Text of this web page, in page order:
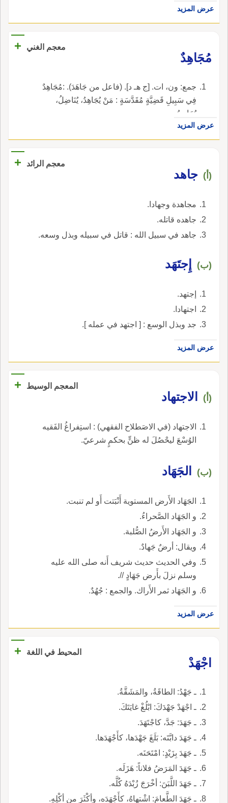
عرض المزيد
معجم الغني
+
مُجَاهِدٌ
جمع: ون، ات. [ج هـ د]. (فاعل من جَاهَدَ). :مُجَاهِدٌ
فِي سَبِيلِ قَضِيَّةٍ مُقَدَّسَةٍ : مَنْ يُجَاهِدُ، يُنَاضِلُ،
يُحَارِبُ.
عرض المزيد
معجم الرائد +
(أ) جاهد
مجاهدة وجهادا.
جاهده قاتله.
جاهد في سبيل الله : قاتل في سبيله وبذل وسعه.
(ب) إِجتَهَد
إجتهد.
اجتهادا.
جد وبذل الوسع : [ اجتهد في عمله ].
عرض المزيد
المعجم الوسيط +
(أ) الاجتهاد
الاجتهاد (في الاصَطلاح الفقهي) : استِفراغُ الفَقيه
الوُسْعَ ليحْصُلَ له ظنٍّ بحكمٍ شرعيّ.
(ب) الجَهَاد
الجَهَاد الأَرض المستوية أَنْبَتت أَو لم تنبت.
و الجَهَاد الصَّحراءُ.
و الجَهَاد الأَرضُ الصُّلبة.
ويقال: أرضٌ جَهادٌ.
وفي الحديث حديث شريف أَنه صلى الله عليه
وسلم نزلَ بأَرض جَهَادٍ //.
و الجَهَاد ثمر الأَراك. والجمع : جُهُدٌ.
عرض المزيد
المحيط في اللغة
+
اجْهَدْ
ـ جَهْدُ: الطاقَةُ، والمَشَقَّةُ.
ـ اجْهَدْ جَهْدَكَ: ابْلُغْ غايَتَكَ.
ـ جَهَدَ: جَدَّ، كاجْتَهَدَ.
ـ جَهَدَ دابَّتَه: بَلَغَ جَهْدَها، كأَجْهَدَها.
ـ جَهَدَ بِزَيْدٍ: امْتَحَنَه.
ـ جَهَدَ المَرَضُ فلاناً: هَزَلَه.
ـ جَهَدَ اللَّبَنَ: أخْرَجَ زُبْدَهُ كُلَّه.
ـ جَهَدَ الطَّعامَ: اشْتهاهُ، كأَجْهَدَه، وأكْثَرَ من أكْلِهِ.